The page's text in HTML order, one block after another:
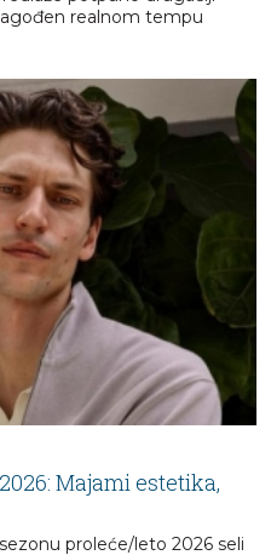
realnom tempu
Majami estetika,
proleće/leto 2026 seli